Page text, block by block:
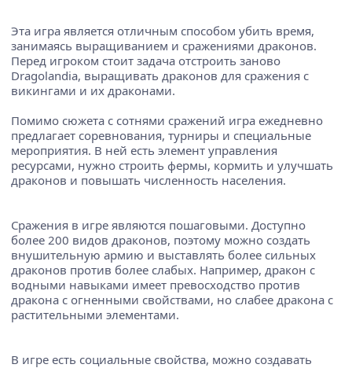
Эта игра является отличным способом убить время,
занимаясь выращиванием и сражениями драконов.
Перед игроком стоит задача отстроить заново
Dragolandia, выращивать драконов для сражения с
викингами и их драконами.
Помимо сюжета с сотнями сражений игра ежедневно
предлагает соревнования, турниры и специальные
мероприятия. В ней есть элемент управления
ресурсами, нужно строить фермы, кормить и улучшать
драконов и повышать численность населения.
Сражения в игре являются пошаговыми. Доступно
более 200 видов драконов, поэтому можно создать
внушительную армию и выставлять более сильных
драконов против более слабых. Например, дракон с
водными навыками имеет превосходство против
дракона с огненными свойствами, но слабее дракона с
растительными элементами.
В игре есть социальные свойства, можно создавать